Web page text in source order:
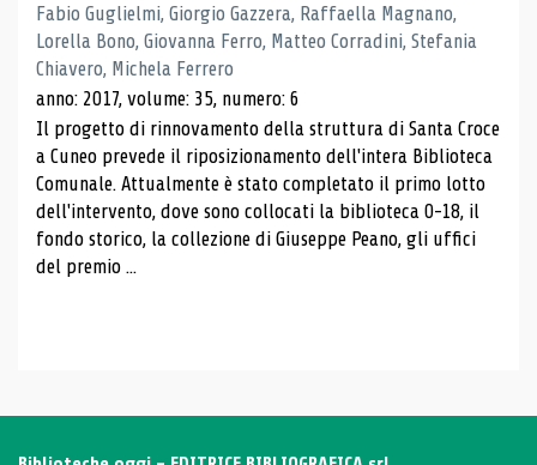
Fabio Guglielmi, Giorgio Gazzera, Raffaella Magnano,
Lorella Bono, Giovanna Ferro, Matteo Corradini, Stefania
Chiavero, Michela Ferrero
anno: 2017, volume: 35, numero: 6
Il progetto di rinnovamento della struttura di Santa Croce
a Cuneo prevede il riposizionamento dell'intera Biblioteca
Comunale. Attualmente è stato completato il primo lotto
dell'intervento, dove sono collocati la biblioteca 0-18, il
fondo storico, la collezione di Giuseppe Peano, gli uffici
del premio ...